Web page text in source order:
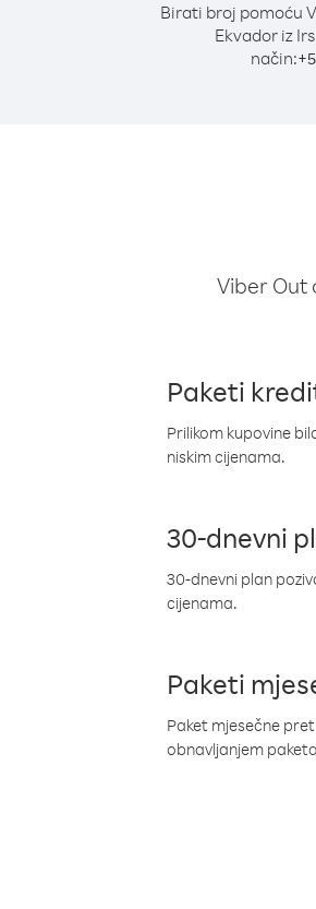
Birati broj pomoću
Ekvador iz
način:+
Viber Out
Paketi
Prilikom kupovine
niskim cijenama.
30-dnevni
30-dnevni plan
cijenama.
Paketi
Paket mjesečne
obnavljanjem